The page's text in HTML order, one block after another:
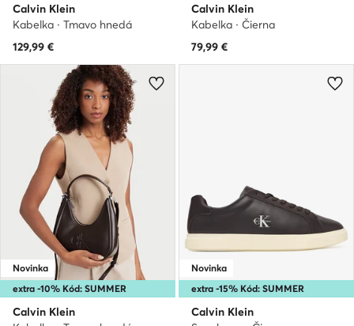
Calvin Klein
Kabelka · Tmavo hnedá
129,99 €
Calvin Klein
Kabelka · Čierna
79,99 €
extra -10% Kód: SUMMER
Novinka
Calvin Klein
extra -15% Kód: SUMMER
Novinka
Calvin Klein